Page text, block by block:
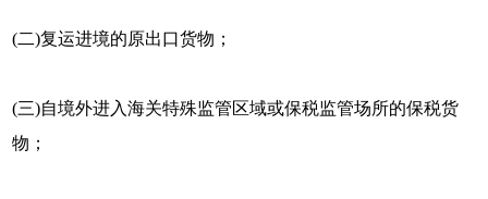
(二)复运进境的原出口货物；
(三)自境外进入海关特殊监管区域或保税监管场所的保税货
物；